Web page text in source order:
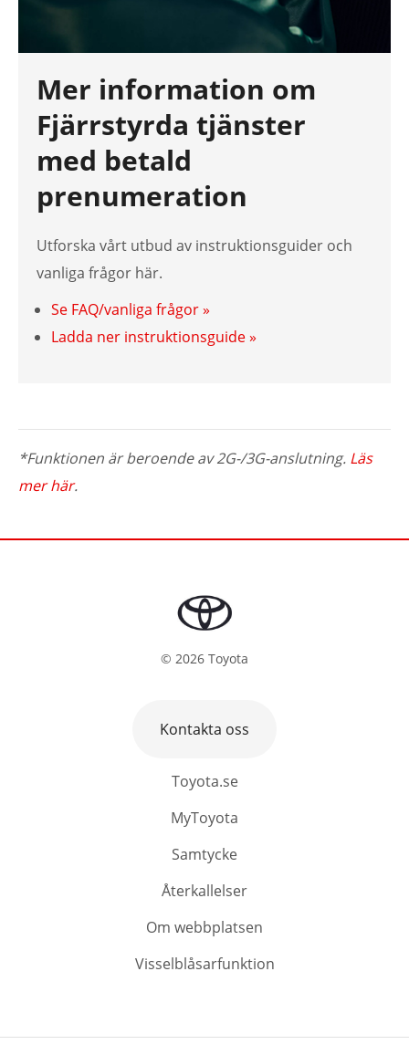
Mer information om
Fjärrstyrda tjänster
med betald
prenumeration
Utforska vårt utbud av instruktionsguider och
vanliga frågor här.
Se FAQ/vanliga frågor »
Ladda ner instruktionsguide »
*Funktionen är beroende av 2G-/3G-anslutning. Läs
mer här.
© 2026 Toyota
Toyota.se
MyToyota
Samtycke
Återkallelser
Om webbplatsen
Visselblåsarfunktion
Kontakta oss